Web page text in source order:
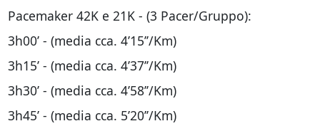
Pacemaker 42K e 21K - (3 Pacer/Gruppo):
3h00’ - (media cca. 4’15’’/Km)
3h15’ - (media cca. 4’37’’/Km)
3h30’ - (media cca. 4’58’’/Km)
3h45’ - (media cca. 5’20’’/Km)